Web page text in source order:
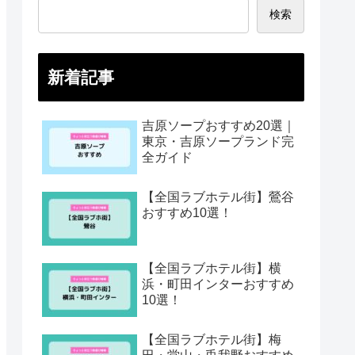
検索
新着記事
吉原ソープおすすめ20選｜
東京・吉原ソープランド完
全ガイド
【全国ラブホテル街】鶯谷
おすすめ10選！
【全国ラブホテル街】横
浜・町田インターおすすめ
10選！
【全国ラブホテル街】梅